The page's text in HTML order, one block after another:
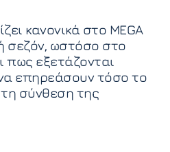
κανονικά στο MEGA
σεζόν, ωστόσο στο
πως εξετάζονται
επηρεάσουν τόσο το
σύνθεση της